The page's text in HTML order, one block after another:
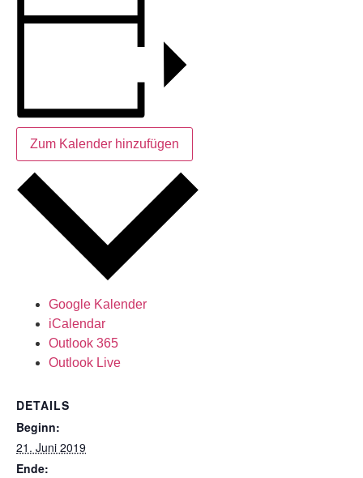
Zum Kalender hinzufügen
Google Kalender
iCalendar
Outlook 365
Outlook Live
DETAILS
Beginn:
21. Juni 2019
Ende: